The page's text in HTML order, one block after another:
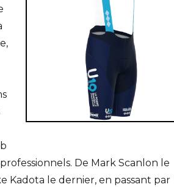
De Mark Scanlon le
Kadota le dernier, en passant par